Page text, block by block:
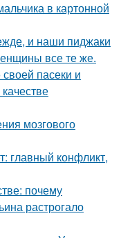
в картонной
и наши пиджаки
все те же.
пасеки и
мозгового
главный конфликт,
почему
растрогало